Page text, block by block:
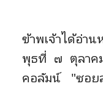
ข้าพเจ้าได้อ่า
พุธที่ ๗ ตุลาค
คอลัมน์ "ซอย